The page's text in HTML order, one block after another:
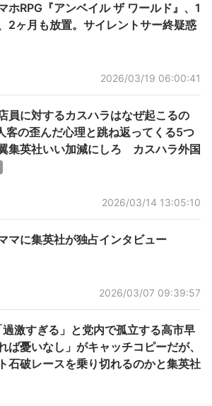
ホRPG『アンベイル ザ ワールド』、1
2ヶ月も放置。サイレントサー終疑惑
2026/03/19 06:00:41
員に対するカスハラはなぜ起こるの
客の歪んだ心理と跳ね返ってくる5つ
集英社いい加減にしろ カスハラ外国
2026/03/14 13:05:10
マに集英社が独占インタビュー
2026/03/07 09:39:57
過激すぎる」と党内で孤立する高市早
憂いなし」がキャッチコピーだが、
石破レースを乗り切れるのかと集英社